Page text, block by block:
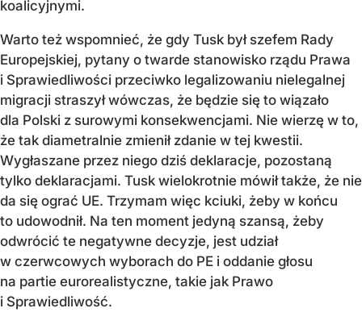
koalicyjnymi.
Warto też wspomnieć, że gdy Tusk był szefem Rady
Europejskiej, pytany o twarde stanowisko rządu Prawa
i Sprawiedliwości przeciwko legalizowaniu nielegalnej
migracji straszył wówczas, że będzie się to wiązało
dla Polski z surowymi konsekwencjami. Nie wierzę w to,
że tak diametralnie zmienił zdanie w tej kwestii.
Wygłaszane przez niego dziś deklaracje, pozostaną
tylko deklaracjami. Tusk wielokrotnie mówił także, że nie
da się ograć UE. Trzymam więc kciuki, żeby w końcu
to udowodnił. Na ten moment jedyną szansą, żeby
odwrócić te negatywne decyzje, jest udział
w czerwcowych wyborach do PE i oddanie głosu
na partie eurorealistyczne, takie jak Prawo
i Sprawiedliwość.